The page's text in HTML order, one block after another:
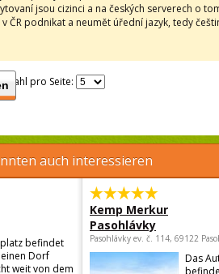
jsou cizinci a na českých serverech o
ČR podnikat a neumět úřední jazyk, tedy
pro Seite:
auch interessieren
befindet
Dorf
weit von dem
Kemp Merkur
Pasohlávky
Pasohlávky ev. č. 114, 69122
Das